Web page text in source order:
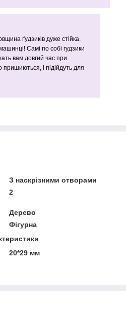
ґудзиків дуже стійка.
Самі по собі гудзики
вам довгий час при
пришиються, і підійдуть для
З наскрізними отворами
2
Дерево
Фігурна
20*29 мм